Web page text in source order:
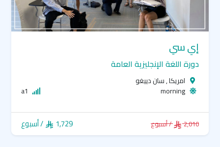
إي سي
دورة اللغة الإنجليزية العامة
امريكا , سان دييغو
2,010 / أسبوع 1,729 / أسبوع